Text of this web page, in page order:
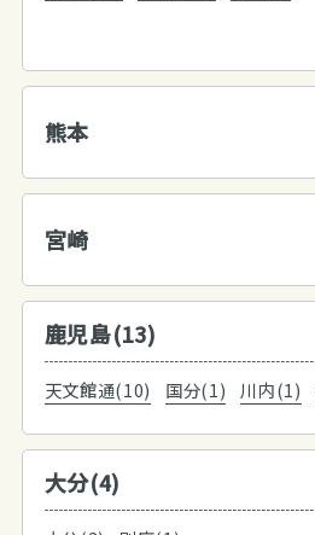
熊本
宮崎
鹿児島(13)
天文館通(10) 国分(1) 川内(1)
大分(4)